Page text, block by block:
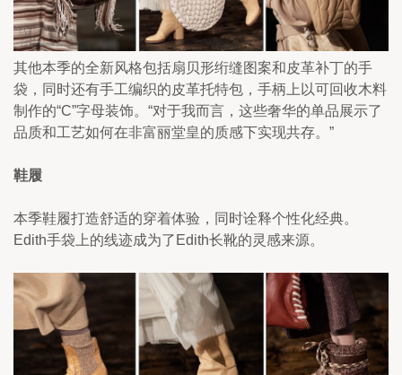
其他本季的全新风格包括扇贝形绗缝图案和皮革补丁的手
袋，同时还有手工编织的皮革托特包，手柄上以可回收木料
制作的“C”字母装饰。“对于我而言，这些奢华的单品展示了
品质和工艺如何在非富丽堂皇的质感下实现共存。”
鞋履
本季鞋履打造舒适的穿着体验，同时诠释个性化经典。
Edith手袋上的线迹成为了Edith长靴的灵感来源。